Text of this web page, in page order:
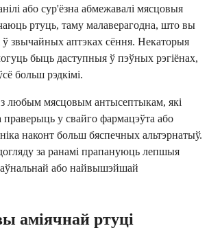
або сур'ёзна абмежавалі мясцовыя
ртуць, таму малаверагодна, што вы
ў звычайных аптэках сёння. Некаторыя
быць даступныя ў пэўных рэгіёнах,
больш рэдкімі.
з любым мясцовым антысептыкам, які
праверыць у свайго фармацэўта або
наконт больш бяспечных альтэрнатыў.
за ранамі прапануюць лепшыя
або найвышэйшай
аміячнай ртуці